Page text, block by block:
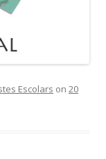
Escolars on 20